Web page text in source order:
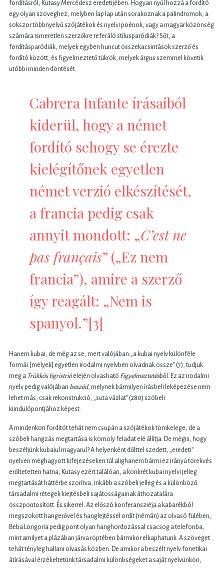
fordításról, Kutasy Mercédesz eredetijében. Hogyan nyúl hozzá a fordító
egy olyan szöveghez, melyben lap lap után sorakoznak a palindromok, a
sokszor többnyelvű szójátékok és nyelvi poénok, vagy a magyar közönség
számára ismeretlen szerzőkre referáló stílusparódiák? Sőt, a
fordításparódiák, melyek egyben huncut összekacsintások szerző és
fordító között, és figyelmeztető tükrök, melyek árgus szemmel követik
utóbbi minden döntését.
Cabrera Infante írásaiból
kiderül, hogy a német
fordító sehogy se érezte
kielégítőnek egyetlen
német verzió elkészítését,
a francia pedig csak
annyit mondott: „C’est ne
pas français” („Ez nem
francia”), amire a szerző
így reagált: „Nem is
spanyol.”[3]
Hanem kubai, de még az se, mert valójában „a kubai nyelv különféle
formái [melyek] egyetlen irodalmi nyelvben olvadnak össze” (7), tudjuk
meg a Trükkös tigristrióelején olvasható Figyelmeztetésből. Ez az irodalmi
nyelv pedig valójában beszéd, melynek bármilyen írásbeli leképezése nem
lehet más, csak rekonstrukció, „suta vázlat” (280) szóbeli
kiindulópontjához képest.
A mindenkori fordítót tehát nem csupán a szójátékok tömkelege, de a
szóbeli hangzás megtartása is komoly feladat elé állítja. De mégis, hogy
beszéljünk kubaiul magyarul? A helyenként dőlttel szedett, „eredeti”
nyelven meghagyott kifejezéseken túl alighanem bármi ez irányú törekvés
erőltetetten hatna, Kutasy ezért találóan, a konkrét kubai nyelvi jelleg
megtartását háttérbe szorítva, inkább a szóbeli jelleg és a különböző
társadalmi rétegek kiejtésbeli sajátosságainak áthozatalára
összpontosított. És sikerrel. Az előszó konferansziéja a kabarékból
megszokott hangerővel és hanglejtéssel ordít (némán) az olvasó fülében,
Beba Longoria pedig pont olyan hanghordozással csacsog a telefonba,
mint amilyet a plázában járva röptében bármikor elkaphatunk. A szöveget
tehát tényleg hallani olvasás közben. De amikor a beszélt nyelv fonetikai
átírásával érzékeltetünk társadalmi különbségeket a saját nyelvünkön,